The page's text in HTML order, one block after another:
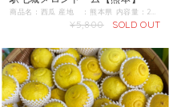
¥5,800 SOLD OUT